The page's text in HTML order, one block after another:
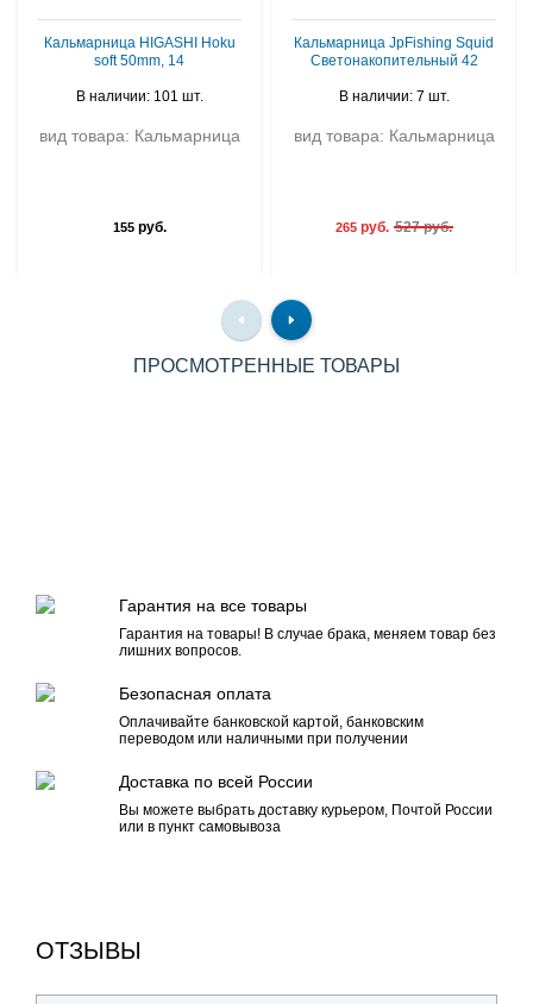
Кальмарница HIGASHI Hoku
soft 50mm, 14
В наличии: 101 шт.
вид товара: Кальмарница
155руб.
Кальмарница JpFishing Squid
Светонакопительный 42
В наличии: 7 шт.
вид товара: Кальмарница
265 руб. 527 руб.
ПРОСМОТРЕННЫЕ ТОВАРЫ
Гарантия на все товары
Гарантия на товары! В случае брака, меняем товар без
лишних вопросов.
Безопасная оплата
Оплачивайте банковской картой, банковским
переводом или наличными при получении
Доставка по всей России
Вы можете выбрать доставку курьером, Почтой России
или в пункт самовывоза
ОТЗЫВЫ